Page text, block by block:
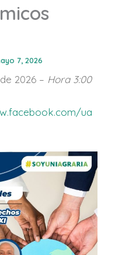
7, 2026
2026 – Hora 3:00
ua